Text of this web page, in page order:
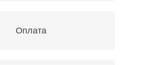
Оплата